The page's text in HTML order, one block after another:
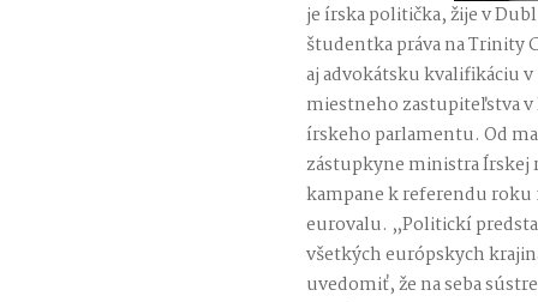
je írska politička, žije v
študentka práva na Trinity
aj advokátsku kvalifikáciu
miestneho zastupiteľstva
írskeho parlamentu. Od
zástupkyne ministra Írskej
kampane k referendu roku
eurovalu. „Politickí
všetkých európskych
uvedomiť, že na seba